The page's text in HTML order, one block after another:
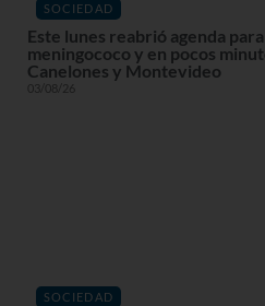
SOCIEDAD
Este lunes reabrió agenda
meningococo y en pocos
Canelones y Montevideo
03/08/26
SOCIEDAD